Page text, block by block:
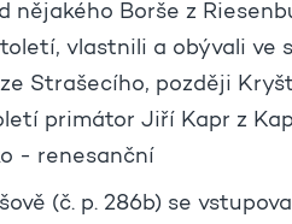
nějakého Borše z
vlastnili a obývali
Strašecího, později
primátor Jiří Kapr z
- renesanční
(č. p. 286b) se